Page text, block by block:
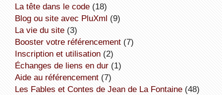
la tête dans le code(18)
Blog ou site avec PluXml (9)
la vie du site(3)
booster votre référencement(7)
inscription et utilisation(2)
échanges de liens en dur(1)
aide au référencement(7)
Les Fables et Contes de Jean de La Fontaine(48)